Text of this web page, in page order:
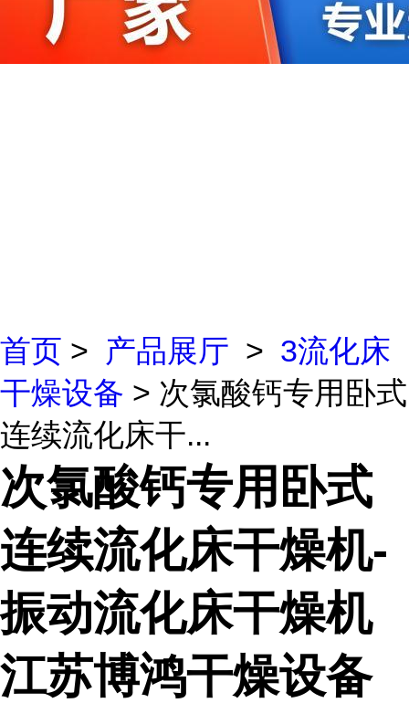
首页 > 产品展厅 > 3流化床
干燥设备 > 次氯酸钙专用卧式
连续流化床干...
次氯酸钙专用卧式
连续流化床干燥机-
振动流化床干燥机
江苏博鸿干燥设备